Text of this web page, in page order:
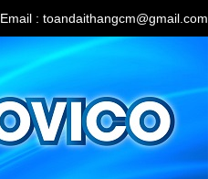
Email : toandaithangcm@gmail.com